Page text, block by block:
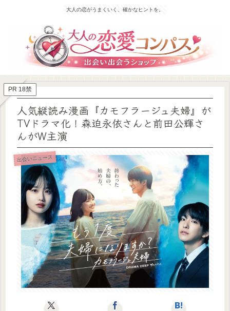
大人の恋がうまくいく、確かなヒントを。
PR 18禁
人気縦読み漫画『カモフラージュ夫婦』が
TVドラマ化！森迫永依さんと前田公輝さ
んがW主演
出会いニュース